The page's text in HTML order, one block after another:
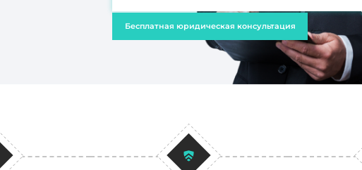
Бесплатная юридическая консультация